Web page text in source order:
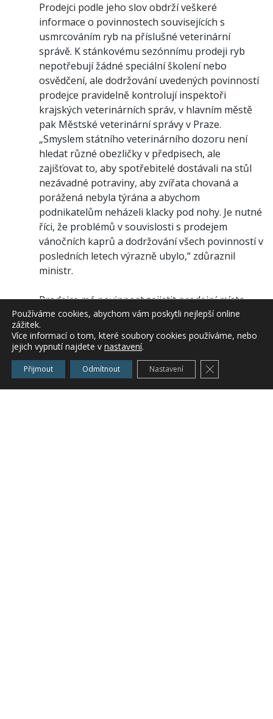
Prodejci podle jeho slov obdrží veškeré
informace o povinnostech souvisejících s
usmrcováním ryb na příslušné veterinární
správě. K stánkovému sezónnímu prodeji ryb
nepotřebují žádné speciální školení nebo
osvědčení, ale dodržování uvedených povinností
prodejce pravidelně kontrolují inspektoři
krajských veterinárních správ, v hlavním městě
pak Městské veterinární správy v Praze.
„Smyslem státního veterinárního dozoru není
hledat různé obezličky v předpisech, ale
zajišťovat to, aby spotřebitelé dostávali na stůl
nezávadné potraviny, aby zvířata chovaná a
porážená nebyla týrána a abychom
podnikatelům neházeli klacky pod nohy. Je nutné
říci, že problémů v souvislosti s prodejem
vánočních kaprů a dodržování všech povinností v
posledních letech výrazně ubylo,“ zdůraznil
ministr.
Prodejce má povinnost zajistit prodejní místo
tak, aby odpovídalo vyhlášce č. 375/2003 Sb., to
znamená, že prodejní místo musí být vybaveno
váhami a prodejním pultem s omyvatelnou a
dobře čistitelnou pracovní deskou s vyvýšenými
okraji; dále dostatečně velkými káděmi na
uchování živých ryb v souladu s požadavky na
Používáme cookies, abychom vám poskytli nejlepší online
zážitek.
Více informací o tom, které soubory cookies používáme, nebo
jejich vypnutí najdete v nastavení.
Přijmout Odmítnout Nastavení Zavřít cookie